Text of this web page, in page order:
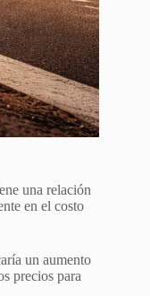
una relación
en el costo
un aumento
precios para